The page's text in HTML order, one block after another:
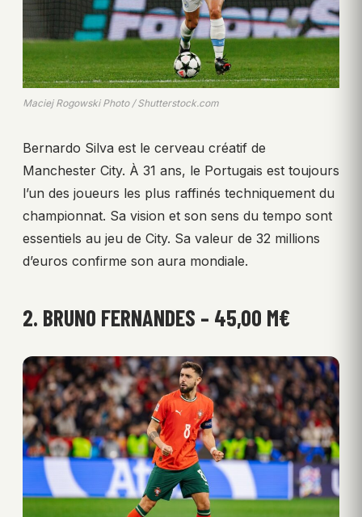
Maciej Rogowski Photo / Shutterstock.com
Bernardo Silva est le cerveau créatif de
Manchester City. À 31 ans, le Portugais est toujours
l’un des joueurs les plus raffinés techniquement du
championnat. Sa vision et son sens du tempo sont
essentiels au jeu de City. Sa valeur de 32 millions
d’euros confirme son aura mondiale.
2. BRUNO FERNANDES – 45,00 M€